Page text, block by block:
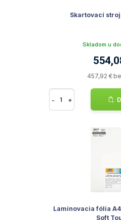
Skartovací stroj
Skladom u
457,92 €
- +
Laminovacia fólia
Soft